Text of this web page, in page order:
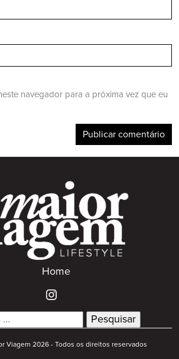
navegador para a próxima vez que eu
Home
Viagem 2026 - Todos os direitos reservados